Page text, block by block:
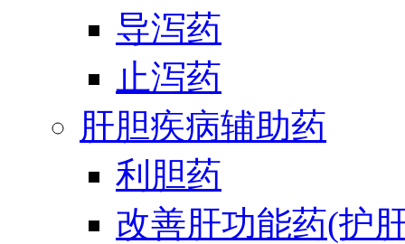
导泻药
止泻药
肝胆疾病辅助药
利胆药
改善肝功能药(护